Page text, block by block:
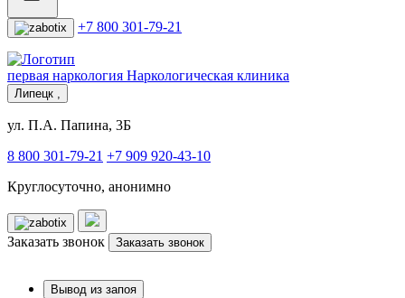
+7 800 301-79-21
первая наркология Наркологическая клиника
Липецк ,
ул. П.А. Папина, 3Б
8 800 301-79-21 +7 909 920-43-10
Круглосуточно, анонимно
Заказать звонок Заказать звонок
Вывод из запоя